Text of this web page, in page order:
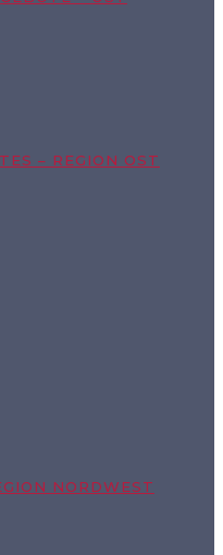
– REGION OST
NORDWEST